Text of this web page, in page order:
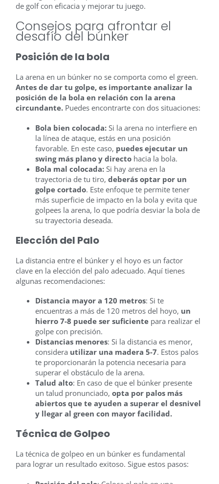
de golf con eficacia y mejorar tu juego.
Consejos para afrontar el
desafío del búnker
Posición de la bola
La arena en un búnker no se comporta como el green.
Antes de dar tu golpe, es importante analizar la
posición de la bola en relación con la arena
circundante. Puedes encontrarte con dos situaciones:
Bola bien colocada: Si la arena no interfiere en
la línea de ataque, estás en una posición
favorable. En este caso, puedes ejecutar un
swing más plano y directo hacia la bola.
Bola mal colocada: Si hay arena en la
trayectoria de tu tiro, deberás optar por un
golpe cortado. Este enfoque te permite tener
más superficie de impacto en la bola y evita que
golpees la arena, lo que podría desviar la bola de
su trayectoria deseada.
Elección del Palo
La distancia entre el búnker y el hoyo es un factor
clave en la elección del palo adecuado. Aquí tienes
algunas recomendaciones:
Distancia mayor a 120 metros: Si te
encuentras a más de 120 metros del hoyo, un
hierro 7-8 puede ser suficiente para realizar el
golpe con precisión.
Distancias menores: Si la distancia es menor,
considera utilizar una madera 5-7. Estos palos
te proporcionarán la potencia necesaria para
superar el obstáculo de la arena.
Talud alto: En caso de que el búnker presente
un talud pronunciado, opta por palos más
abiertos que te ayuden a superar el desnivel
y llegar al green con mayor facilidad.
Técnica de Golpeo
La técnica de golpeo en un búnker es fundamental
para lograr un resultado exitoso. Sigue estos pasos: